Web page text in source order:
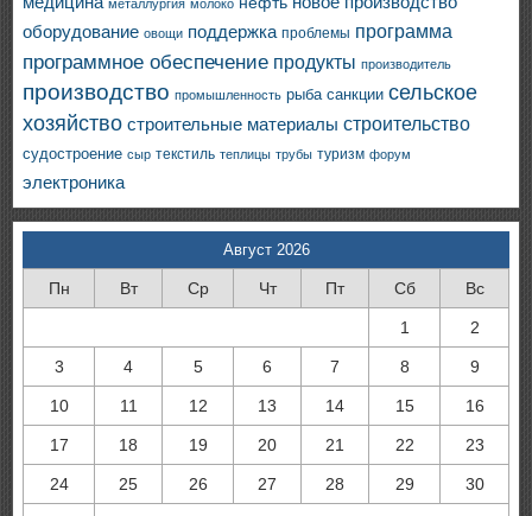
металлургия молоко
оборудование овощи поддержка проблемы программа
программное обеспечение продукты производитель
производство промышленность рыба санкции сельское
хозяйство строительные материалы строительство
судостроение сыр текстиль теплицы трубы туризм форум
электроника
Август 2026
Пн Вт Ср Чт Пт Сб Вс
1 2
3 4 5 6 7 8 9
10 11 12 13 14 15 16
17 18 19 20 21 22 23
24 25 26 27 28 29 30